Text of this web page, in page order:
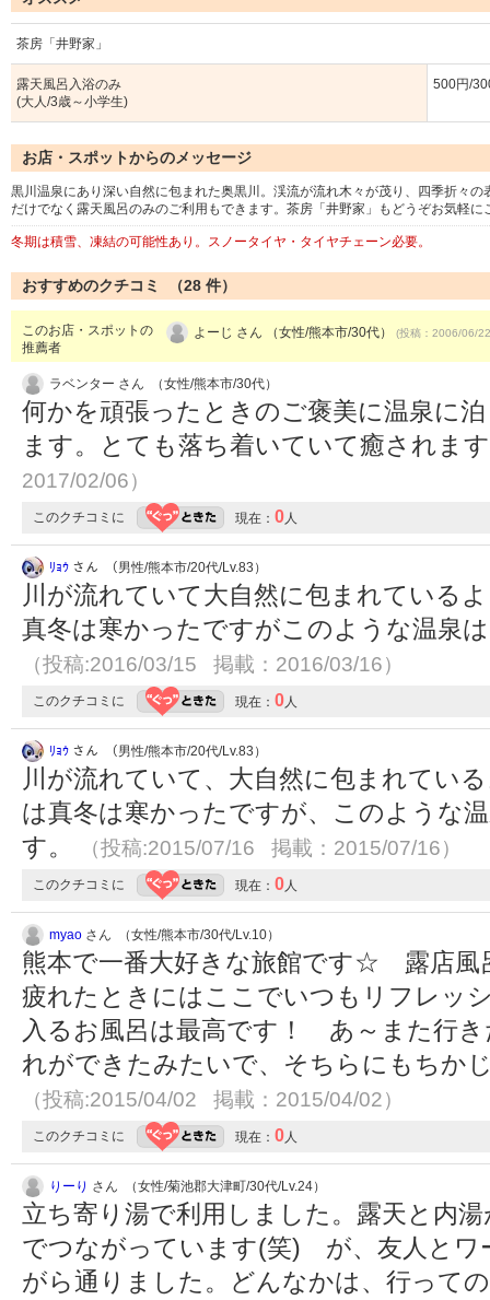
茶房「井野家」
露天風呂入浴のみ
(大人/3歳～小学生)
500円/
お店・スポットからのメッセージ
黒川温泉にあり深い自然に包まれた奥黒川。渓流が流れ木々が茂り、四季折々
だけでなく露天風呂のみのご利用もできます。茶房「井野家」もどうぞお気軽に
冬期は積雪、凍結の可能性あり。スノータイヤ・タイヤチェーン必要。
おすすめのクチコミ （28 件）
このお店・スポットの
推薦者
よーじ さん （女性/熊本市/30代） (投稿：2006/06/
ラベンター さん （女性/熊本市/30代）
何かを頑張ったときのご褒美に温泉に
ます。とても落ち着いていて癒されま
2017/02/06）
このクチコミに 現在： 0人
ﾘｮｳ さん （男性/熊本市/20代/Lv.83）
川が流れていて大自然に包まれている
真冬は寒かったですがこのような温泉
（投稿:2016/03/15 掲載：2016/03/16）
このクチコミに 現在： 0人
ﾘｮｳ さん （男性/熊本市/20代/Lv.83）
川が流れていて、大自然に包まれてい
は真冬は寒かったですが、このような
す。
（投稿:2015/07/16 掲載：2015/07/16）
このクチコミに 現在： 0人
myao さん （女性/熊本市/30代/Lv.10）
熊本で一番大好きな旅館です☆ 露店風
疲れたときにはここでいつもリフレッ
入るお風呂は最高です！ あ～また行
れができたみたいで、そちらにもちか
（投稿:2015/04/02 掲載：2015/04/02）
このクチコミに 現在： 0人
りーり さん （女性/菊池郡大津町/30代/Lv.24）
立ち寄り湯で利用しました。露天と内
でつながっています(笑) が、友人とワ
がら通りました。どんなかは、行って